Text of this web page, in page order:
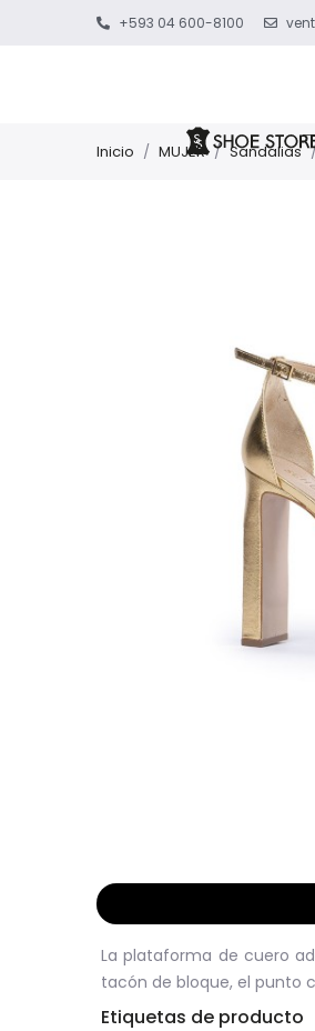
+593 04 600-8100
Inicio / MUJER / Sandalias
La plataforma de cuero
tacón de bloque, el punto
Etiquetas de producto